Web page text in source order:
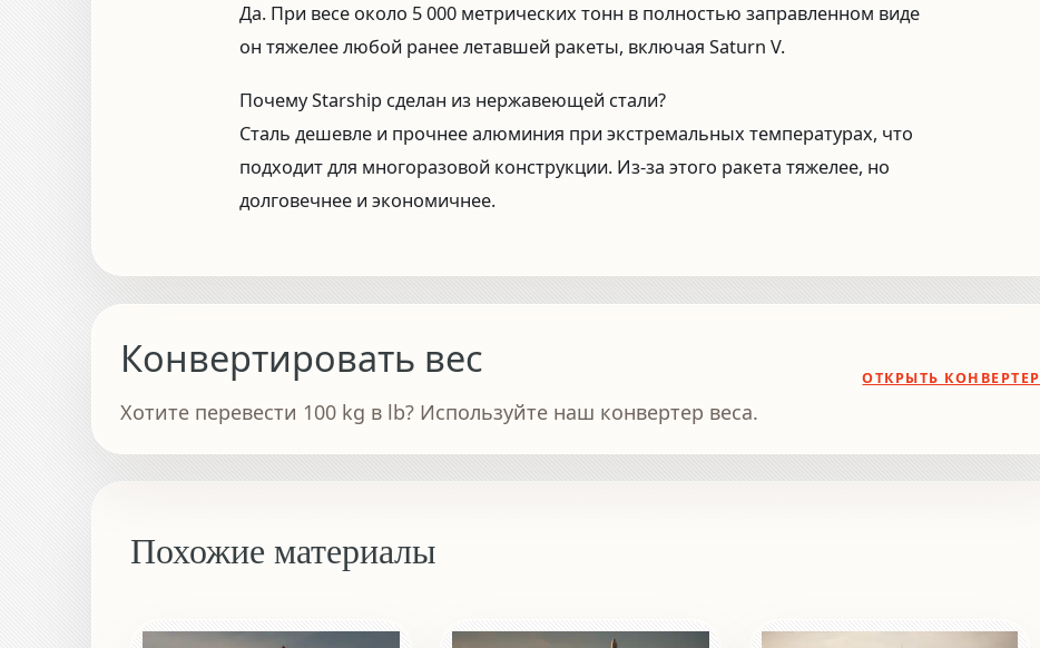
Да. При весе около 5 000 метрических тонн в полностью заправленном виде
он тяжелее любой ранее летавшей ракеты, включая Saturn V.
Почему Starship сделан из нержавеющей стали?
Сталь дешевле и прочнее алюминия при экстремальных температурах, что
подходит для многоразовой конструкции. Из-за этого ракета тяжелее, но
долговечнее и экономичнее.
Конвертировать вес
Хотите перевести 100 kg в lb? Используйте наш конвертер веса.
ОТКРЫТЬ КОНВЕРТЕР
Похожие материалы